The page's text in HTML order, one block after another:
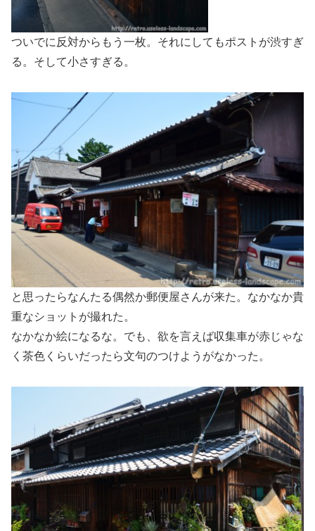
ついでに反対からもう一枚。それにしてもポストが渋すぎ
る。そして小さすぎる。
と思ったらなんたる偶然か郵便屋さんが来た。なかなか貴
重なショットが撮れた。
なかなか絵になるな。でも、欲を言えば収集車が赤じゃな
く茶色くらいだったら文句のつけようがなかった。